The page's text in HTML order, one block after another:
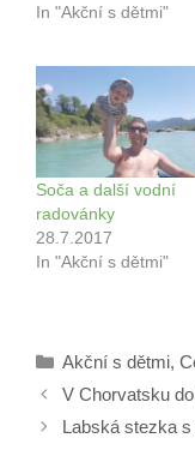
In "Akční s dětmi"
Soča a další vodní
radovánky
28.7.2017
In "Akční s dětmi"
Rubriky
Akční s dětmi,
Navigace
příspěvků
V Chorvatsku
Labská stezka